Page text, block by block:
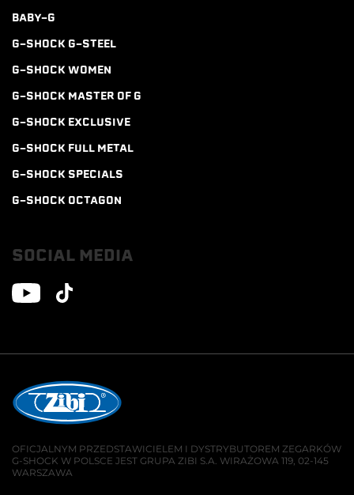
BABY-G
G-SHOCK G-STEEL
G-SHOCK WOMEN
G-SHOCK MASTER OF G
G-SHOCK EXCLUSIVE
G-SHOCK FULL METAL
G-SHOCK SPECIALS
G-SHOCK OCTAGON
SOCIAL MEDIA
OFICJALNYM PRZEDSTAWICIELEM I DYSTRYBUTOREM ZEGARKÓW
G-SHOCK W POLSCE JEST GRUPA ZIBI S.A. WIRAŻOWA 119, 02-145
WARSZAWA